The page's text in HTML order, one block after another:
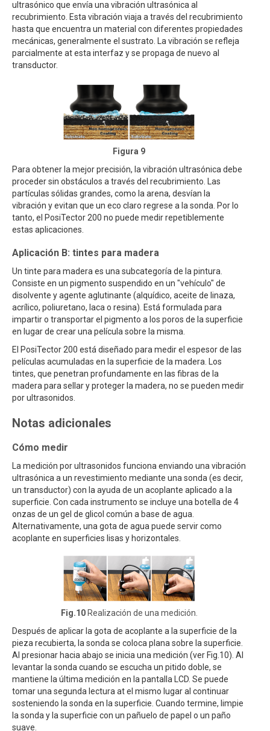
ultrasónico que envía una vibración ultrasónica al
recubrimiento. Esta vibración viaja a través del recubrimiento
hasta que encuentra un material con diferentes propiedades
mecánicas, generalmente el sustrato. La vibración se refleja
parcialmente at esta interfaz y se propaga de nuevo al
transductor.
Figura 9
Para obtener la mejor precisión, la vibración ultrasónica debe
proceder sin obstáculos a través del recubrimiento. Las
partículas sólidas grandes, como la arena, desvían la
vibración y evitan que un eco claro regrese a la sonda. Por lo
tanto, el PosiTector 200 no puede medir repetiblemente
estas aplicaciones.
Aplicación B: tintes para madera
Un tinte para madera es una subcategoría de la pintura.
Consiste en un pigmento suspendido en un "vehículo" de
disolvente y agente aglutinante (alquídico, aceite de linaza,
acrílico, poliuretano, laca o resina). Está formulada para
impartir o transportar el pigmento a los poros de la superficie
en lugar de crear una película sobre la misma.
El PosiTector 200 está diseñado para medir el espesor de las
películas acumuladas en la superficie de la madera. Los
tintes, que penetran profundamente en las fibras de la
madera para sellar y proteger la madera, no se pueden medir
por ultrasonidos.
Notas adicionales
Cómo medir
La medición por ultrasonidos funciona enviando una vibración
ultrasónica a un revestimiento mediante una sonda (es decir,
un transductor) con la ayuda de un acoplante aplicado a la
superficie. Con cada instrumento se incluye una botella de 4
onzas de un gel de glicol común a base de agua.
Alternativamente, una gota de agua puede servir como
acoplante en superficies lisas y horizontales.
Fig.10 Realización de una medición.
Después de aplicar la gota de acoplante a la superficie de la
pieza recubierta, la sonda se coloca plana sobre la superficie.
Al presionar hacia abajo se inicia una medición (ver Fig.10). Al
levantar la sonda cuando se escucha un pitido doble, se
mantiene la última medición en la pantalla LCD. Se puede
tomar una segunda lectura at el mismo lugar al continuar
sosteniendo la sonda en la superficie. Cuando termine, limpie
la sonda y la superficie con un pañuelo de papel o un paño
suave.